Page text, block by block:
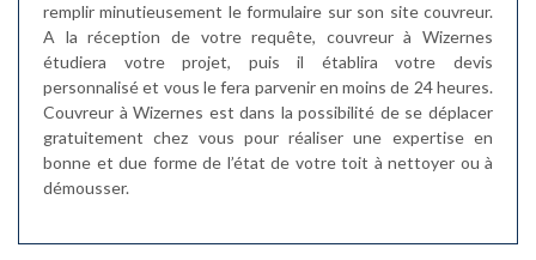
remplir minutieusement le formulaire sur son site couvreur.
A la réception de votre requête, couvreur à Wizernes
étudiera votre projet, puis il établira votre devis
personnalisé et vous le fera parvenir en moins de 24 heures.
Couvreur à Wizernes est dans la possibilité de se déplacer
gratuitement chez vous pour réaliser une expertise en
bonne et due forme de l’état de votre toit à nettoyer ou à
démousser.